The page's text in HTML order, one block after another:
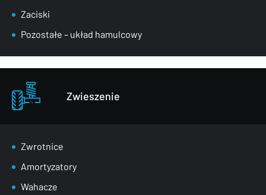
Zaciski
Pozostałe – układ hamulcowy
Zwieszenie
Zwrotnice
Amortyzatory
Wahacze